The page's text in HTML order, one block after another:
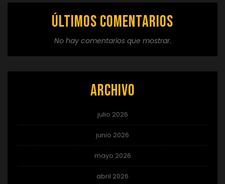
Últimos comentarios
No hay comentarios que mostrar.
Archivo
julio 2026
junio 2026
mayo 2026
abril 2026